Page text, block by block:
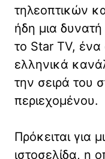
τηλεοπτικών
ήδη μια δυνατή
το Star TV,
ελληνικά
την σειρά του
περιεχομένου.
Πρόκειται για
ιστοσελίδα, η